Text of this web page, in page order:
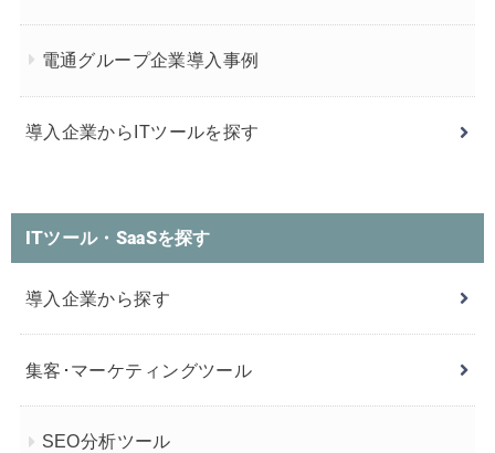
電通グループ企業導入事例
導入企業からITツールを探す
ITツール・SaaSを探す
導入企業から探す
集客･マーケティングツール
SEO分析ツール